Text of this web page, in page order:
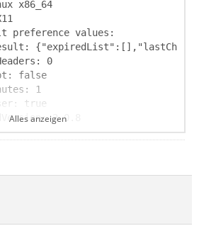
Alles anzeigen